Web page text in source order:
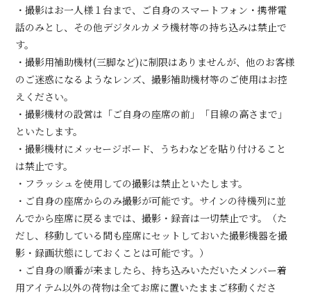
・撮影はお一人様１台まで、ご自身のスマートフォン・携帯電
話のみとし、その他デジタルカメラ機材等の持ち込みは禁止で
す。
・撮影用補助機材(三脚など)に制限はありませんが、他のお客様
のご迷惑になるようなレンズ、撮影補助機材等のご使用はお控
えください。
・撮影機材の設営は「ご自身の座席の前」「目線の高さまで」
といたします。
・撮影機材にメッセージボード、うちわなどを貼り付けること
は禁止です。
・フラッシュを使用しての撮影は禁止といたします。
・ご自身の座席からのみ撮影が可能です。サインの待機列に並
んでから座席に戻るまでは、撮影・録音は一切禁止です。（た
だし、移動している間も座席にセットしておいた撮影機器を撮
影・録画状態にしておくことは可能です。）
・ご自身の順番が来ましたら、持ち込みいただいたメンバー着
用アイテム以外の荷物は全てお席に置いたままご移動くださ